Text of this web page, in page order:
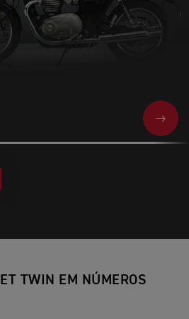
NEXT
TWIN EM NÚMEROS